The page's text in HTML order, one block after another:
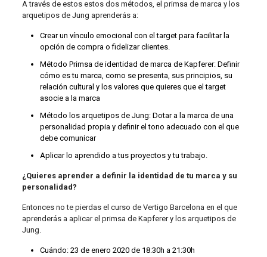
A través de estos estos dos métodos, el primsa de marca y los
arquetipos de Jung aprenderás a:
Crear un vínculo emocional con el target para facilitar la
opción de compra o fidelizar clientes.
Método Primsa de identidad de marca de Kapferer: Definir
cómo es tu marca, como se presenta, sus principios, su
relación cultural y los valores que quieres que el target
asocie a la marca
Método los arquetipos de Jung: Dotar a la marca de una
personalidad propia y definir el tono adecuado con el que
debe comunicar
Aplicar lo aprendido a tus proyectos y tu trabajo.
¿Quieres aprender a definir la identidad de tu marca y su
personalidad?
Entonces no te pierdas el curso de Vertigo Barcelona en el que
aprenderás a aplicar el primsa de Kapferer y los arquetipos de
Jung.
Cuándo: 23 de enero 2020 de 18:30h a 21:30h